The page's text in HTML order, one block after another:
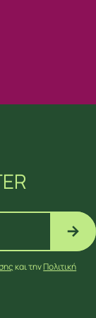
και τηνΠολιτική